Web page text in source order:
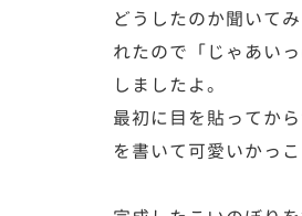
どうしたのか聞いて
れたので「じゃあい
しましたよ。
最初に目を貼ってか
を書いて可愛いかっ